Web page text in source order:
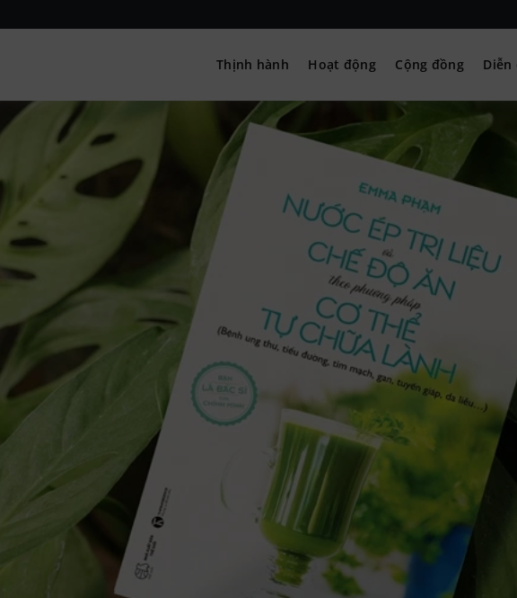
Kinh tế – Giáo dục – Hướng nghiệpThịnh hành Hoạt động Cộng đồng Diễn